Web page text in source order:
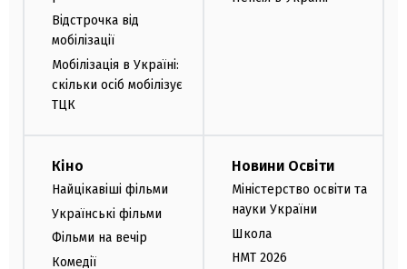
Відстрочка від
мобілізації
Мобілізація в Україні:
скільки осіб мобілізує
ТЦК
Кіно
Найцікавіші фільми
Українські фільми
Фільми на вечір
Комедії
Новини Освіти
Міністерство освіти та
науки України
Школа
НМТ 2026